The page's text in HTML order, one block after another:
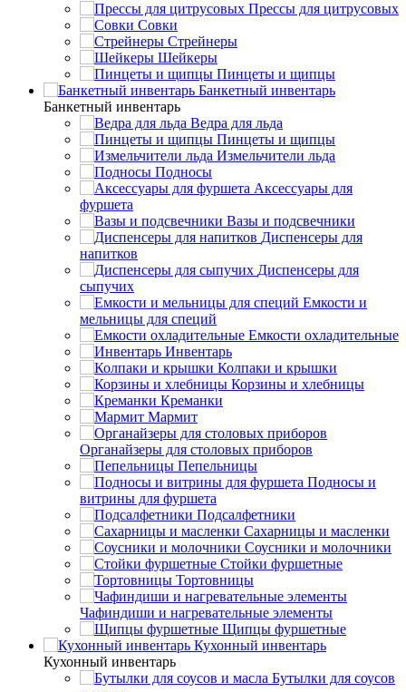
Прессы для цитрусовых
Совки
Стрейнеры
Шейкеры
Пинцеты и щипцы
Банкетный инвентарь
Банкетный инвентарь
Ведра для льда
Пинцеты и щипцы
Измельчители льда
Подносы
Аксессуары для
фуршета
Вазы и подсвечники
Диспенсеры для
напитков
Диспенсеры для
сыпучих
Емкости и
мельницы для специй
Емкости охладительные
Инвентарь
Колпаки и крышки
Корзины и хлебницы
Креманки
Мармит
Органайзеры для столовых приборов
Пепельницы
Подносы и
витрины для фуршета
Подсалфетники
Сахарницы и масленки
Соусники и молочники
Стойки фуршетные
Тортовницы
Чафиндиши и нагревательные элементы
Щипцы фуршетные
Кухонный инвентарь
Кухонный инвентарь
Бутылки для соусов